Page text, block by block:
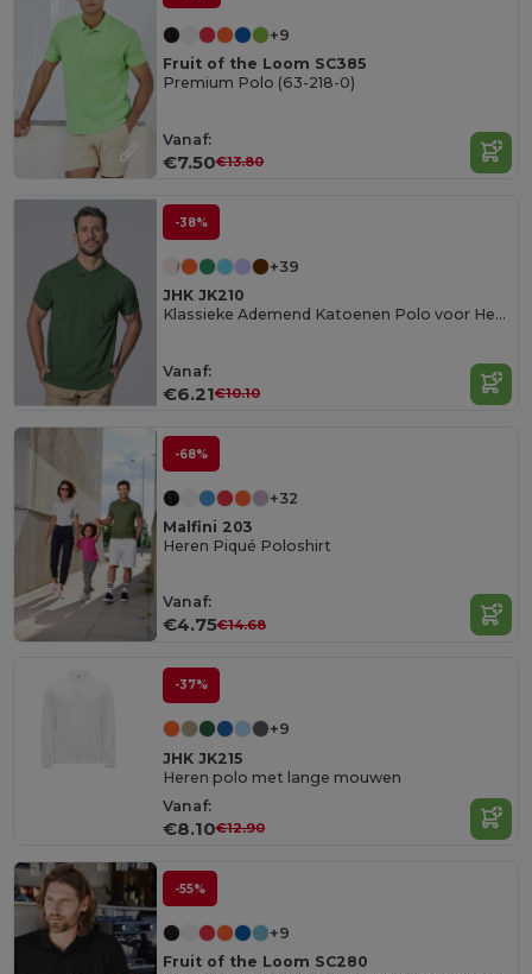
+9
Fruit of the Loom SC385
Premium Polo (63-218-0)
Vanaf:
€7.50€13.80
-38%
+39
JHK JK210
Klassieke Ademend Katoenen Polo voor Heren
Vanaf:
€6.21€10.10
-68%
+32
Malfini 203
Heren Piqué Poloshirt
Vanaf:
€4.75€14.68
-37%
+9
JHK JK215
Heren polo met lange mouwen
Vanaf:
€8.10€12.90
-55%
+9
Fruit of the Loom SC280